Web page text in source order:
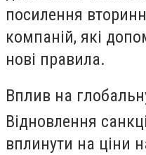
посилення
компаній, які
нові правила.
Вплив на
Відновлення
вплинути на ціни